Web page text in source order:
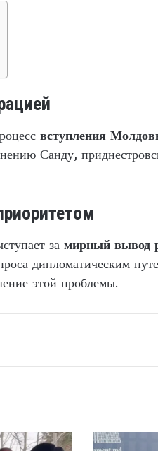
вступления
Санду,
за мирный вывод
дипломатическим
этой проблемы.